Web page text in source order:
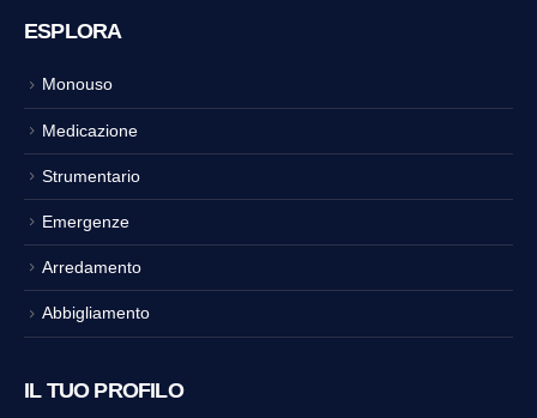
ESPLORA
Monouso
Medicazione
Strumentario
Emergenze
Arredamento
Abbigliamento
IL TUO PROFILO